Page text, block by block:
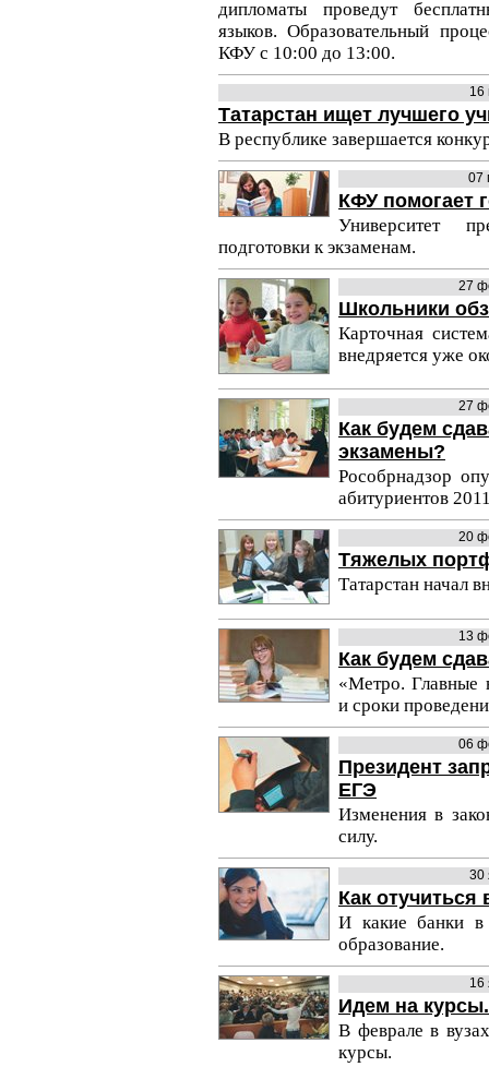
дипломаты проведут
языков. Образовательный
КФУ с 10:00 до 13:00.
16
Татарстан ищет лучшего
В республике завершается
07
КФУ помогает
Университет
подготовки к экзаменам.
27
Школьники
Карточная
внедряется уже
27
Как будем
экзамены?
Рособрнадзор
абитуриентов
20
Тяжелых
Татарстан начал
13
Как будем
«Метро. Главные
и сроки
06
Президент
ЕГЭ
Изменения в
силу.
30
Как отучиться
И какие банки в
образование.
16
Идем на
В феврале в
курсы.